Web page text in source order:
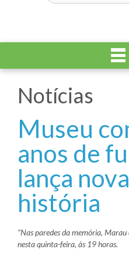
Notícias
Museu
anos de
lança
história
“Nas paredes da memória,
nesta quinta-feira, às 19 horas.